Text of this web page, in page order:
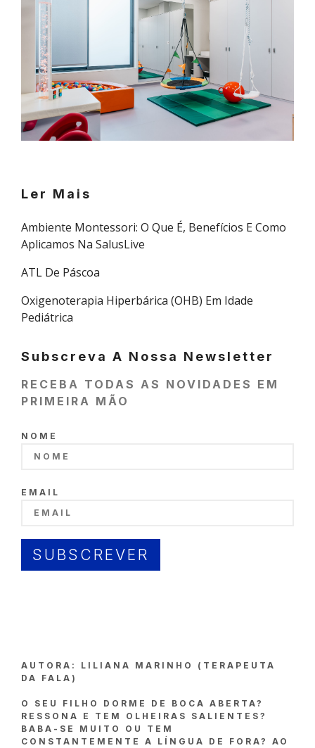
Ler Mais
Ambiente Montessori: O Que É, Benefícios E Como
Aplicamos Na SalusLive
ATL De Páscoa
Oxigenoterapia Hiperbárica (OHB) Em Idade
Pediátrica
Subscreva A Nossa Newsletter
RECEBA TODAS AS NOVIDADES EM
PRIMEIRA MÃO
NOME
EMAIL
SUBSCREVER
AUTORA: LILIANA MARINHO (TERAPEUTA
DA FALA)
O SEU FILHO DORME DE BOCA ABERTA?
RESSONA E TEM OLHEIRAS SALIENTES?
BABA-SE MUITO OU TEM
CONSTANTEMENTE A LÍNGUA DE FORA? AO